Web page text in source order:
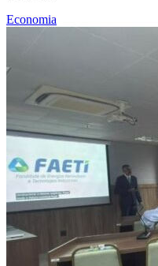
Economia